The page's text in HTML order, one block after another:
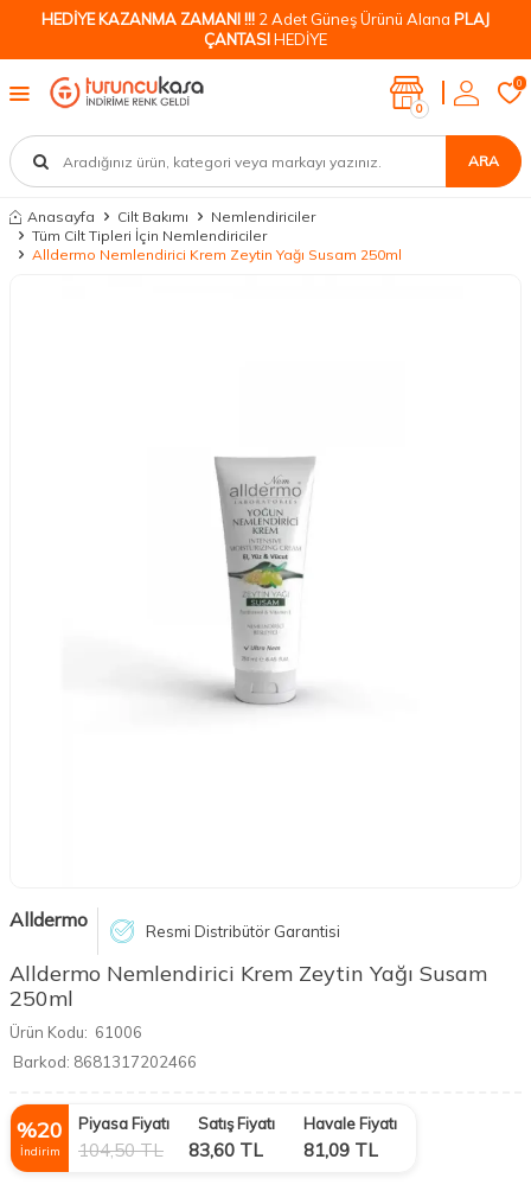
HEDİYE KAZANMA ZAMANI !!! 2 Adet Güneş Ürünü Alana PLAJ
ÇANTASIHEDİYE
ARA
0
0
Anasayfa Cilt Bakımı
Nemlendiriciler
Tüm Cilt Tipleri İçin Nemlendiriciler
Alldermo Nemlendirici Krem Zeytin Yağı Susam 250ml
Alldermo Resmi Distribütör Garantisi
Alldermo Nemlendirici Krem Zeytin Yağı Susam
250ml
Ürün Kodu: 61006
Barkod: 8681317202466
%20
İndirim
Piyasa Fiyatı
104,50TL
Satış Fiyatı
83,60 TL
Havale Fiyatı
81,09 TL